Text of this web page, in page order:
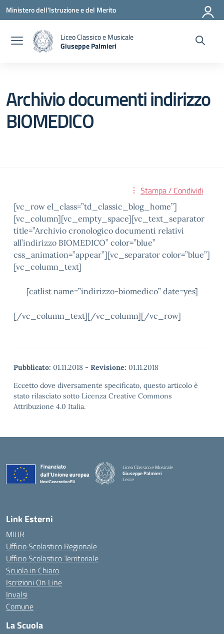
Vai ai contenuti
Vai al menu di navigazione
Vai al footer
Ministero dell'Istruzione e del Merito
Liceo Classico e Musicale
Giuseppe Palmieri
Archivio documenti indirizzo
BIOMEDICO
Stampa / Condividi
[vc_row el_class=”td_classic_blog_home”]
[vc_column][vc_empty_space][vc_text_separator
title=”Archivio cronologico documenti relativi
all’indirizzo BIOMEDICO” color=”blue”
css_animation=”appear”][vc_separator color=”blue”]
[vc_column_text]
[catlist name=”indirizzo-biomedico” date=yes]
[/vc_column_text][/vc_column][/vc_row]
Pubblicato: 01.11.2018 - Revisione: 01.11.2018
Eccetto dove diversamente specificato, questo articolo è
stato rilasciato sotto Licenza Creative Commons
Attribuzione 4.0 Italia.
Liceo Classico e Musicale
Giuseppe Palmieri
Lecce
Link Esterni
MIUR
Ufficio Scolastico Regionale
Ufficio Scolastico Territoriale
Scuola in Chiaro
Iscrizioni On Line
Invalsi
Comune
La Scuola